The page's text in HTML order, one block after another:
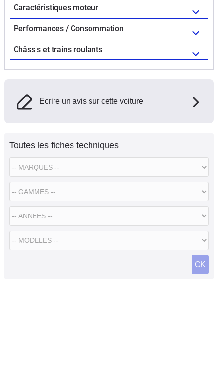
Caractéristiques moteur
Performances / Consommation
Châssis et trains roulants
Ecrire un avis sur cette voiture
Toutes les fiches techniques